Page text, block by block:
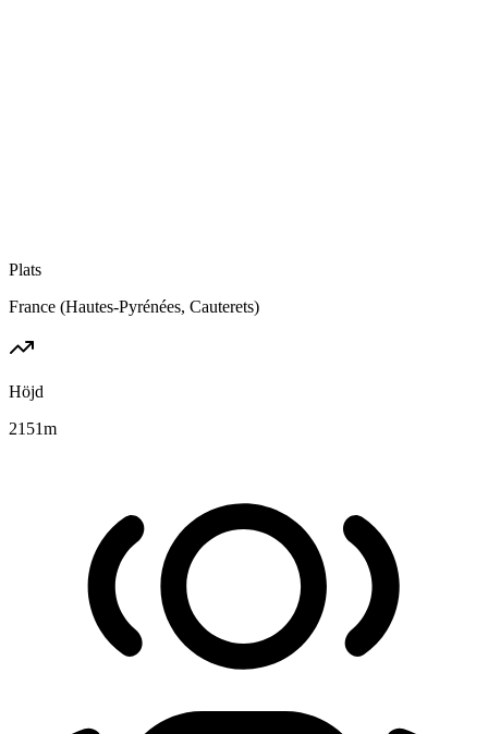
Plats
France (Hautes-Pyrénées, Cauterets)
Höjd
2151m